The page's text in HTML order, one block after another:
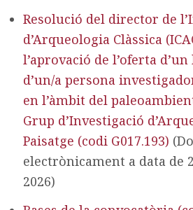
Resolució del director de
d’Arqueologia Clàssica
l’aprovació de l’oferta
d’un/a persona
en l’àmbit del
Grup d’Investigació
Paisatge (codi G017.193)
electrònicament a data de
2026)